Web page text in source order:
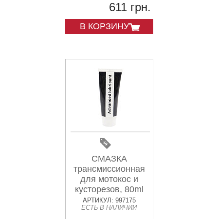
611 грн.
В КОРЗИНУ
СМАЗКА
трансмиссионная
для мотокос и
кусторезов, 80ml
АРТИКУЛ: 997175
ЕСТЬ В НАЛИЧИИ